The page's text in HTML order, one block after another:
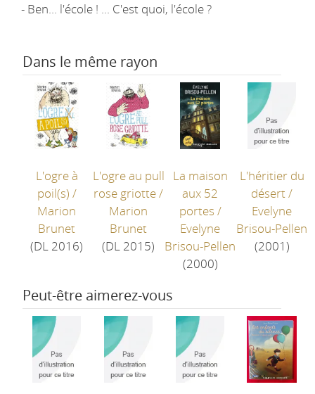
- Ben... l'école ! ... C'est quoi, l'école ?
Dans le même rayon
L'ogre à
poil(s) /
Marion
Brunet
(DL 2016)
L'ogre au pull
rose griotte/
Marion
Brunet
(DL 2015)
La maison
aux 52
portes /
Evelyne
Brisou-Pellen
(2000)
L'héritier du
désert/
Evelyne
Brisou-Pellen
(2001)
Peut-être aimerez-vous